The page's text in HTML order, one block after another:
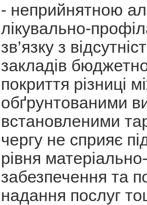
- неприйнятною
лікувально-
зв’язку з
закладів
покриття різниці
обґрунтованими
встановленими
чергу не сприяє
рівня
забезпечення та
надання послуг